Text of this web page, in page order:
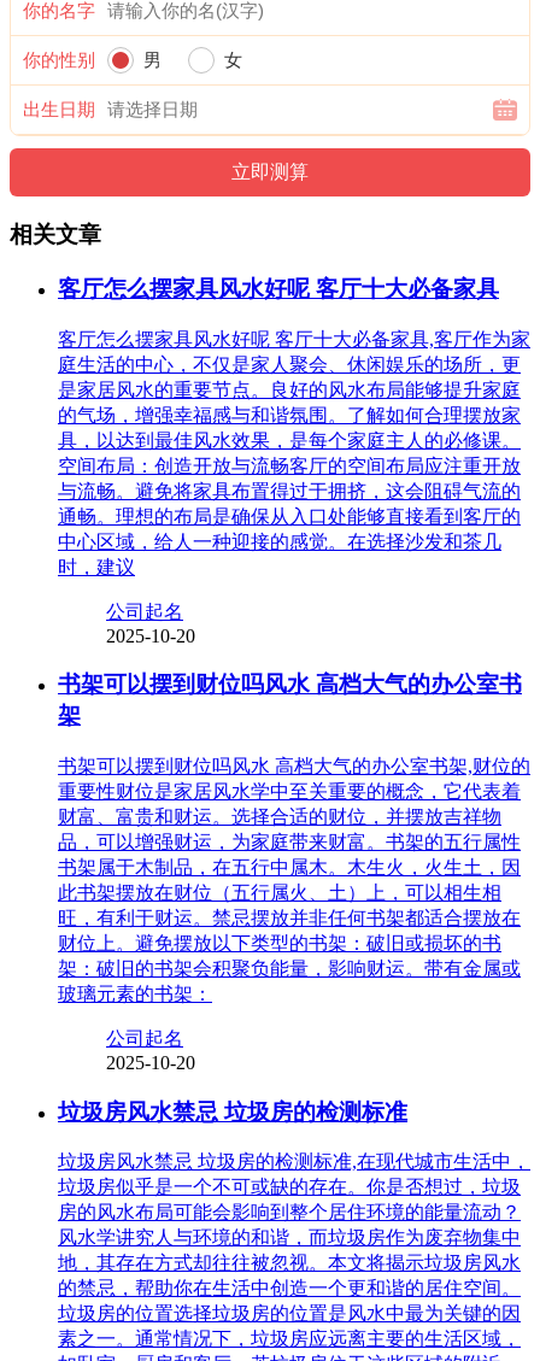
你的名字
你的性别 男 女
出生日期
相关文章
客厅怎么摆家具风水好呢 客厅十大必备家具
客厅怎么摆家具风水好呢 客厅十大必备家具,客厅作为家
庭生活的中心，不仅是家人聚会、休闲娱乐的场所，更
是家居风水的重要节点。良好的风水布局能够提升家庭
的气场，增强幸福感与和谐氛围。了解如何合理摆放家
具，以达到最佳风水效果，是每个家庭主人的必修课。
空间布局：创造开放与流畅客厅的空间布局应注重开放
与流畅。避免将家具布置得过于拥挤，这会阻碍气流的
通畅。理想的布局是确保从入口处能够直接看到客厅的
中心区域，给人一种迎接的感觉。在选择沙发和茶几
时，建议
公司起名
2025-10-20
书架可以摆到财位吗风水 高档大气的办公室书
架
书架可以摆到财位吗风水 高档大气的办公室书架,财位的
重要性财位是家居风水学中至关重要的概念，它代表着
财富、富贵和财运。选择合适的财位，并摆放吉祥物
品，可以增强财运，为家庭带来财富。书架的五行属性
书架属于木制品，在五行中属木。木生火，火生土，因
此书架摆放在财位（五行属火、土）上，可以相生相
旺，有利于财运。禁忌摆放并非任何书架都适合摆放在
财位上。避免摆放以下类型的书架：破旧或损坏的书
架：破旧的书架会积聚负能量，影响财运。带有金属或
玻璃元素的书架：
公司起名
2025-10-20
垃圾房风水禁忌 垃圾房的检测标准
垃圾房风水禁忌 垃圾房的检测标准,在现代城市生活中，
垃圾房似乎是一个不可或缺的存在。你是否想过，垃圾
房的风水布局可能会影响到整个居住环境的能量流动？
风水学讲究人与环境的和谐，而垃圾房作为废弃物集中
地，其存在方式却往往被忽视。本文将揭示垃圾房风水
的禁忌，帮助你在生活中创造一个更和谐的居住空间。
垃圾房的位置选择垃圾房的位置是风水中最为关键的因
素之一。通常情况下，垃圾房应远离主要的生活区域，